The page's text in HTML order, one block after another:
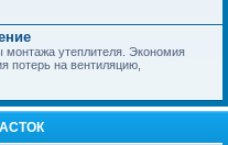
монтажа утеплителя. Экономия
потерь на вентиляцию,